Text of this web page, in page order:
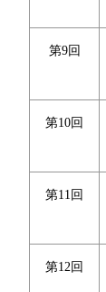
第9回
第10回
第11回
第12回